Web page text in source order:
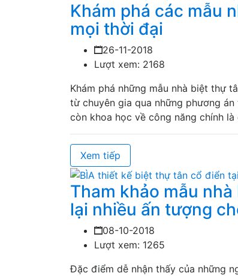
Khám phá các mẫu
mọi thời đại
26-11-2018
Lượt xem: 2168
Khám phá những mẫu nhà biệt thự
từ chuyên gia qua những phương
còn khoa học về công năng chính
Xem tiếp
Tham khảo mẫu
lại nhiều ấn tượng
08-10-2018
Lượt xem: 1265
Đặc điểm dễ nhận thấy của những